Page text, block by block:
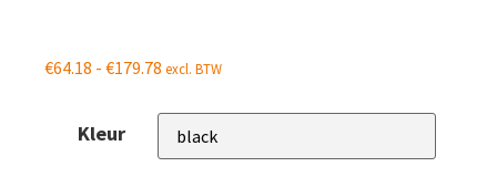
€64.18 - €179.78 excl. BTW
Kleur